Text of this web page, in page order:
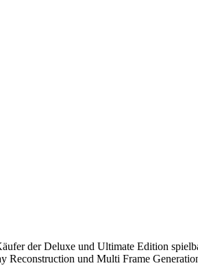
der Deluxe und Ultimate Edition
Reconstruction und Multi Frame